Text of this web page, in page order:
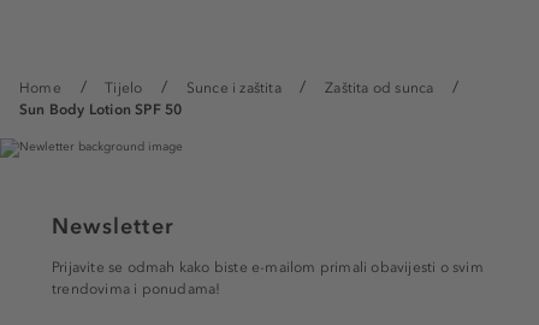
Home Tijelo Sunce i zaštita
Zaštita od sunca
Sun Body Lotion SPF 50
Newsletter
Prijavite se odmah kako biste e-mailom primali obavijesti o svim
trendovima i ponudama!